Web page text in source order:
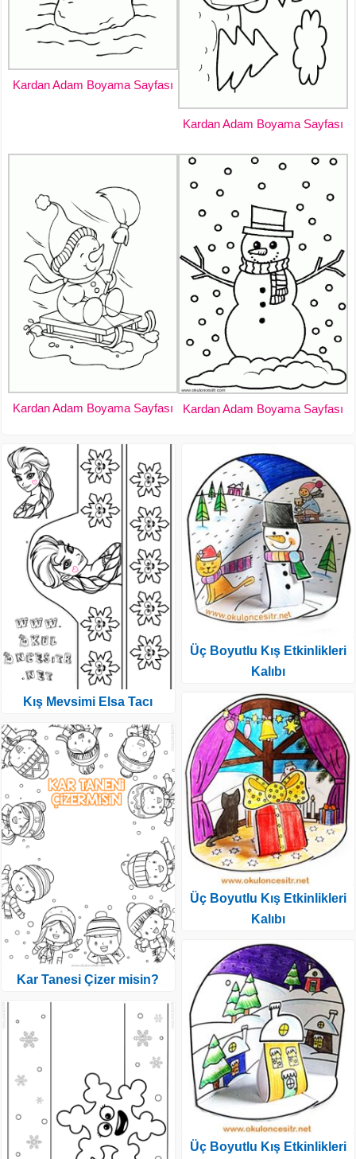
Kardan Adam Boyama Sayfası
Kardan Adam Boyama Sayfası
Kardan Adam Boyama Sayfası Kardan Adam Boyama Sayfası
Kış Mevsimi Elsa Tacı
Kar Tanesi Çizer misin?
Üç Boyutlu Kış Etkinlikleri
Kalıbı
Üç Boyutlu Kış Etkinlikleri
Kalıbı
Üç Boyutlu Kış Etkinlikleri